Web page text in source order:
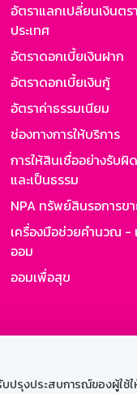
ปรุงประสบการณ์ของผู้ใช้
อัตราแลกเปลี่ยนเงินตร
ประเทศ
อัตราดอกเบี้ยเงินฝาก
อัตราดอกเบี้ยเงินกู้
อัตราค่าธรรมเนียม
ช่องทางการให้บริการ
การให้สินเชื่ออย่างรับผิ
และเป็นธรรม
NPA ทรัพย์สินรอการข
เครื่องมือช่วยคำนวณ -
ออม
ออมเพื่อสุข